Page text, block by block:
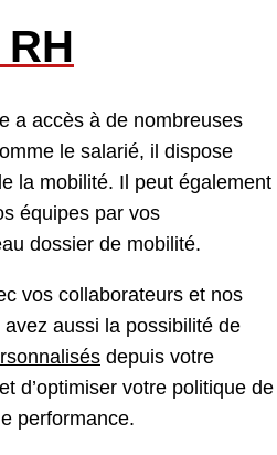
a accès à de nombreuses
le salarié, il dispose
la mobilité. Il peut également
équipes par vos
dossier de mobilité.
vos collaborateurs et nos
aussi la possibilité de
depuis votre
d’optimiser votre politique de
performance.